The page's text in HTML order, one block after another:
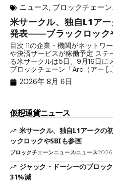
ニュース, ブロックチェー
米サークル、独自L1ア
発表――ブラックロック
目次 11の企業・機関がネットワ
や決済サービスが稼働予定 ステ
る米サークルは5日、9月16日に
ブロックチェーン「Arc（アー
2026年 8月 6日
仮想通貨ニュース
米サークル、独自L1アーク
ックロックやSBIも参画
ブロックチェーンニュースニュース2026
ジャック・ドーシーのブロッ
31%減